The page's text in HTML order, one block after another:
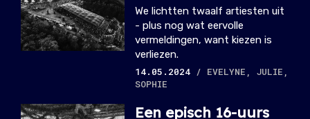
We lichtten twaalf artiesten uit
- plus nog wat eervolle
vermeldingen, want kiezen is
verliezen.
14.05.2024 / EVELYNE, JULIE,
SOPHIE
Een episch 16-uurs